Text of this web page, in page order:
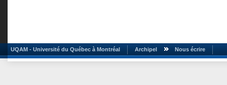
UQAM - Université du Québec à Montréal Archipel Nous écrire